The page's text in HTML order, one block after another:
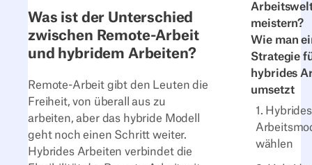
meistern?
Wie man
Strategie
hybrides
umsetzt
1. Hybrides
wählen
Was ist der Unterschied
zwischen Remote-Arbeit
und hybridem Arbeiten?
Remote-Arbeit gibt den Leuten die
Freiheit, von überall aus zu
arbeiten, aber das hybride Modell
geht noch einen Schritt weiter.
Hybrides Arbeiten verbindet die